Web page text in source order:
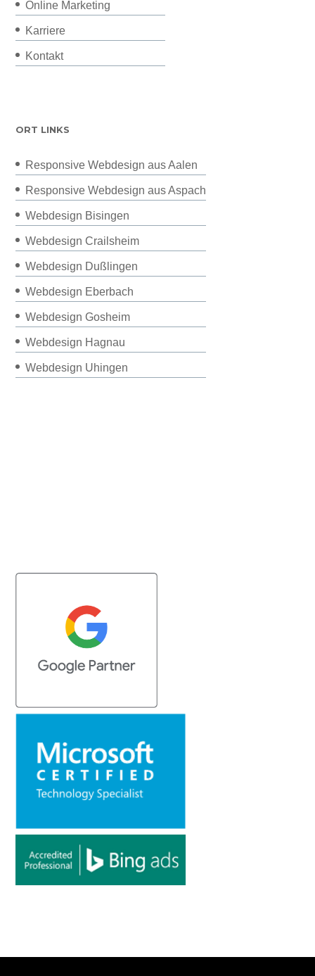
Online Marketing
Karriere
Kontakt
ORT LINKS
Responsive Webdesign aus Aalen
Responsive Webdesign aus Aspach
Webdesign Bisingen
Webdesign Crailsheim
Webdesign Dußlingen
Webdesign Eberbach
Webdesign Gosheim
Webdesign Hagnau
Webdesign Uhingen